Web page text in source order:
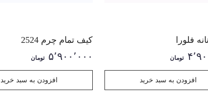
فلورا
تومان
افزودن به سبد خرید
کیف تمام چرم 2524
۵٬۹۰۰٬۰۰۰ تومان
افزودن به سبد خرید